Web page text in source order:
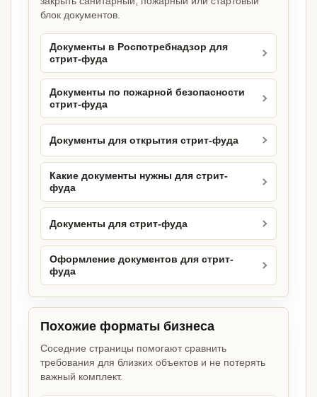
блок документов.
Документы в Роспотребнадзор для
стрит-фуда
Документы по пожарной безопасности
стрит-фуда
Документы для открытия стрит-фуда
Какие документы нужны для стрит-
фуда
Документы для стрит-фуда
Оформление документов для стрит-
фуда
Похожие форматы бизнеса
Соседние страницы помогают сравнить
требования для близких объектов и не потерять
важный комплект.